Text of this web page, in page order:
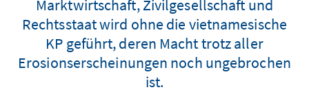
Marktwirtschaft, Zivilgesellschaft und
Rechtsstaat wird ohne die vietnamesische
KP geführt, deren Macht trotz aller
Erosionserscheinungen noch ungebrochen
ist.